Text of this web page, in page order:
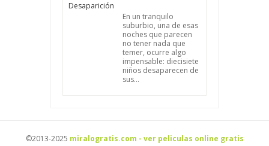
En un tranquilo
suburbio, una de esas
noches que parecen
no tener nada que
temer, ocurre algo
impensable: diecisiete
niños desaparecen de
sus...
©2013-2025 miralogratis.com - ver peliculas online gratis